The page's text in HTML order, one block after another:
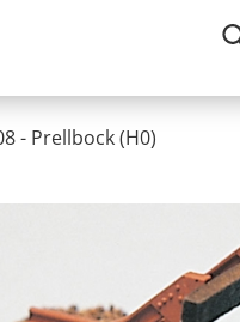
- Prellbock (H0)